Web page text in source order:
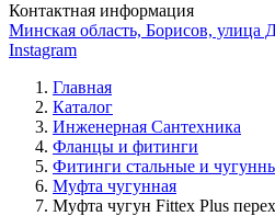
Контактная информация
Минская область, Борисов, улица
Instagram
Главная
Каталог
Инженерная Сантехника
Фланцы и фитинги
Фитинги стальные и
Муфта чугунная
Муфта чугун Fittex Plus